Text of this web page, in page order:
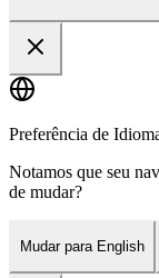
Preferência de
Notamos que seu
de mudar?
Mudar para English